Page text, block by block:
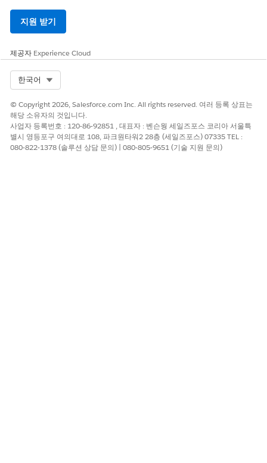
지원 받기
제공자 Experience Cloud
한국어
© Copyright 2026, Salesforce.com Inc. All rights reserved. 여러 등록 상표는
해당 소유자의 것입니다.
사업자 등록번호 : 120-86-92851 , 대표자 : 벤슨웡 세일즈포스 코리아 서울특
별시 영등포구 여의대로 108, 파크원타워2 28층 (세일즈포스) 07335 TEL :
080-822-1378 (솔루션 상담 문의) | 080-805-9651 (기술 지원 문의)